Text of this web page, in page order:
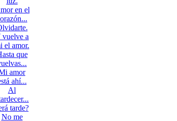
en el
vuelve a
el amor.
que
amor
ahí...
Al
tarde?
No me